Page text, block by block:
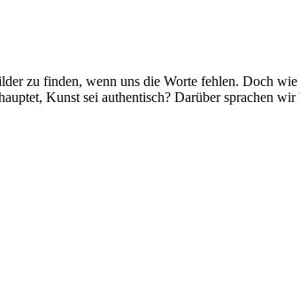
zu finden, wenn uns die Worte fehlen. Doch
Kunst sei authentisch? Darüber sprachen